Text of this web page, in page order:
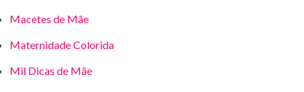
Macetes de Mãe
Maternidade Colorida
Mil Dicas de Mãe